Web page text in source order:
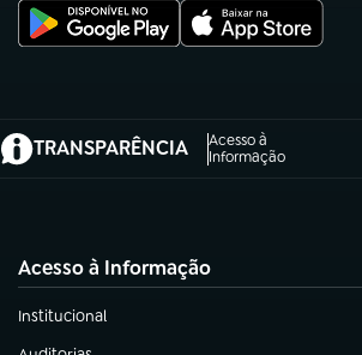
TRANSPARÊNCIA
Acesso à
Informação
(abre em nova aba)
Acesso à Informação
Institucional
(abre em nova aba)